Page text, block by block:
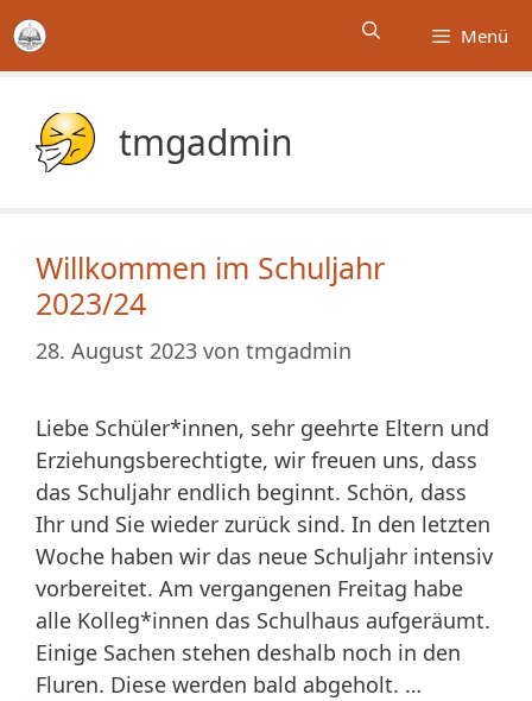
Zum
Inhalt
springen
Menü
tmgadmin
Willkommen im Schuljahr
2023/24
28. August 2023 von tmgadmin
Liebe Schüler*innen, sehr geehrte Eltern und
Erziehungsberechtigte, wir freuen uns, dass
das Schuljahr endlich beginnt. Schön, dass
Ihr und Sie wieder zurück sind. In den letzten
Woche haben wir das neue Schuljahr intensiv
vorbereitet. Am vergangenen Freitag habe
alle Kolleg*innen das Schulhaus aufgeräumt.
Einige Sachen stehen deshalb noch in den
Fluren. Diese werden bald abgeholt. …